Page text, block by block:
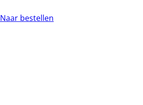
Naar bestellen